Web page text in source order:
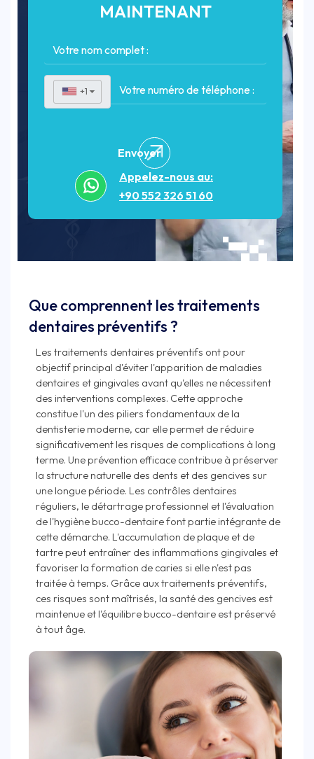
MAINTENANT
+1 ▼
Envoyer
Appelez-nous au:
+90 552 326 51 60
Que comprennent les traitements
dentaires préventifs ?
Les traitements dentaires préventifs ont pour
objectif principal d'éviter l'apparition de maladies
dentaires et gingivales avant qu'elles ne nécessitent
des interventions complexes. Cette approche
constitue l'un des piliers fondamentaux de la
dentisterie moderne, car elle permet de réduire
significativement les risques de complications à long
terme. Une prévention efficace contribue à préserver
la structure naturelle des dents et des gencives sur
une longue période. Les contrôles dentaires
réguliers, le détartrage professionnel et l'évaluation
de l'hygiène bucco-dentaire font partie intégrante de
cette démarche. L'accumulation de plaque et de
tartre peut entraîner des inflammations gingivales et
favoriser la formation de caries si elle n'est pas
traitée à temps. Grâce aux traitements préventifs,
ces risques sont maîtrisés, la santé des gencives est
maintenue et l'équilibre bucco-dentaire est préservé
à tout âge.